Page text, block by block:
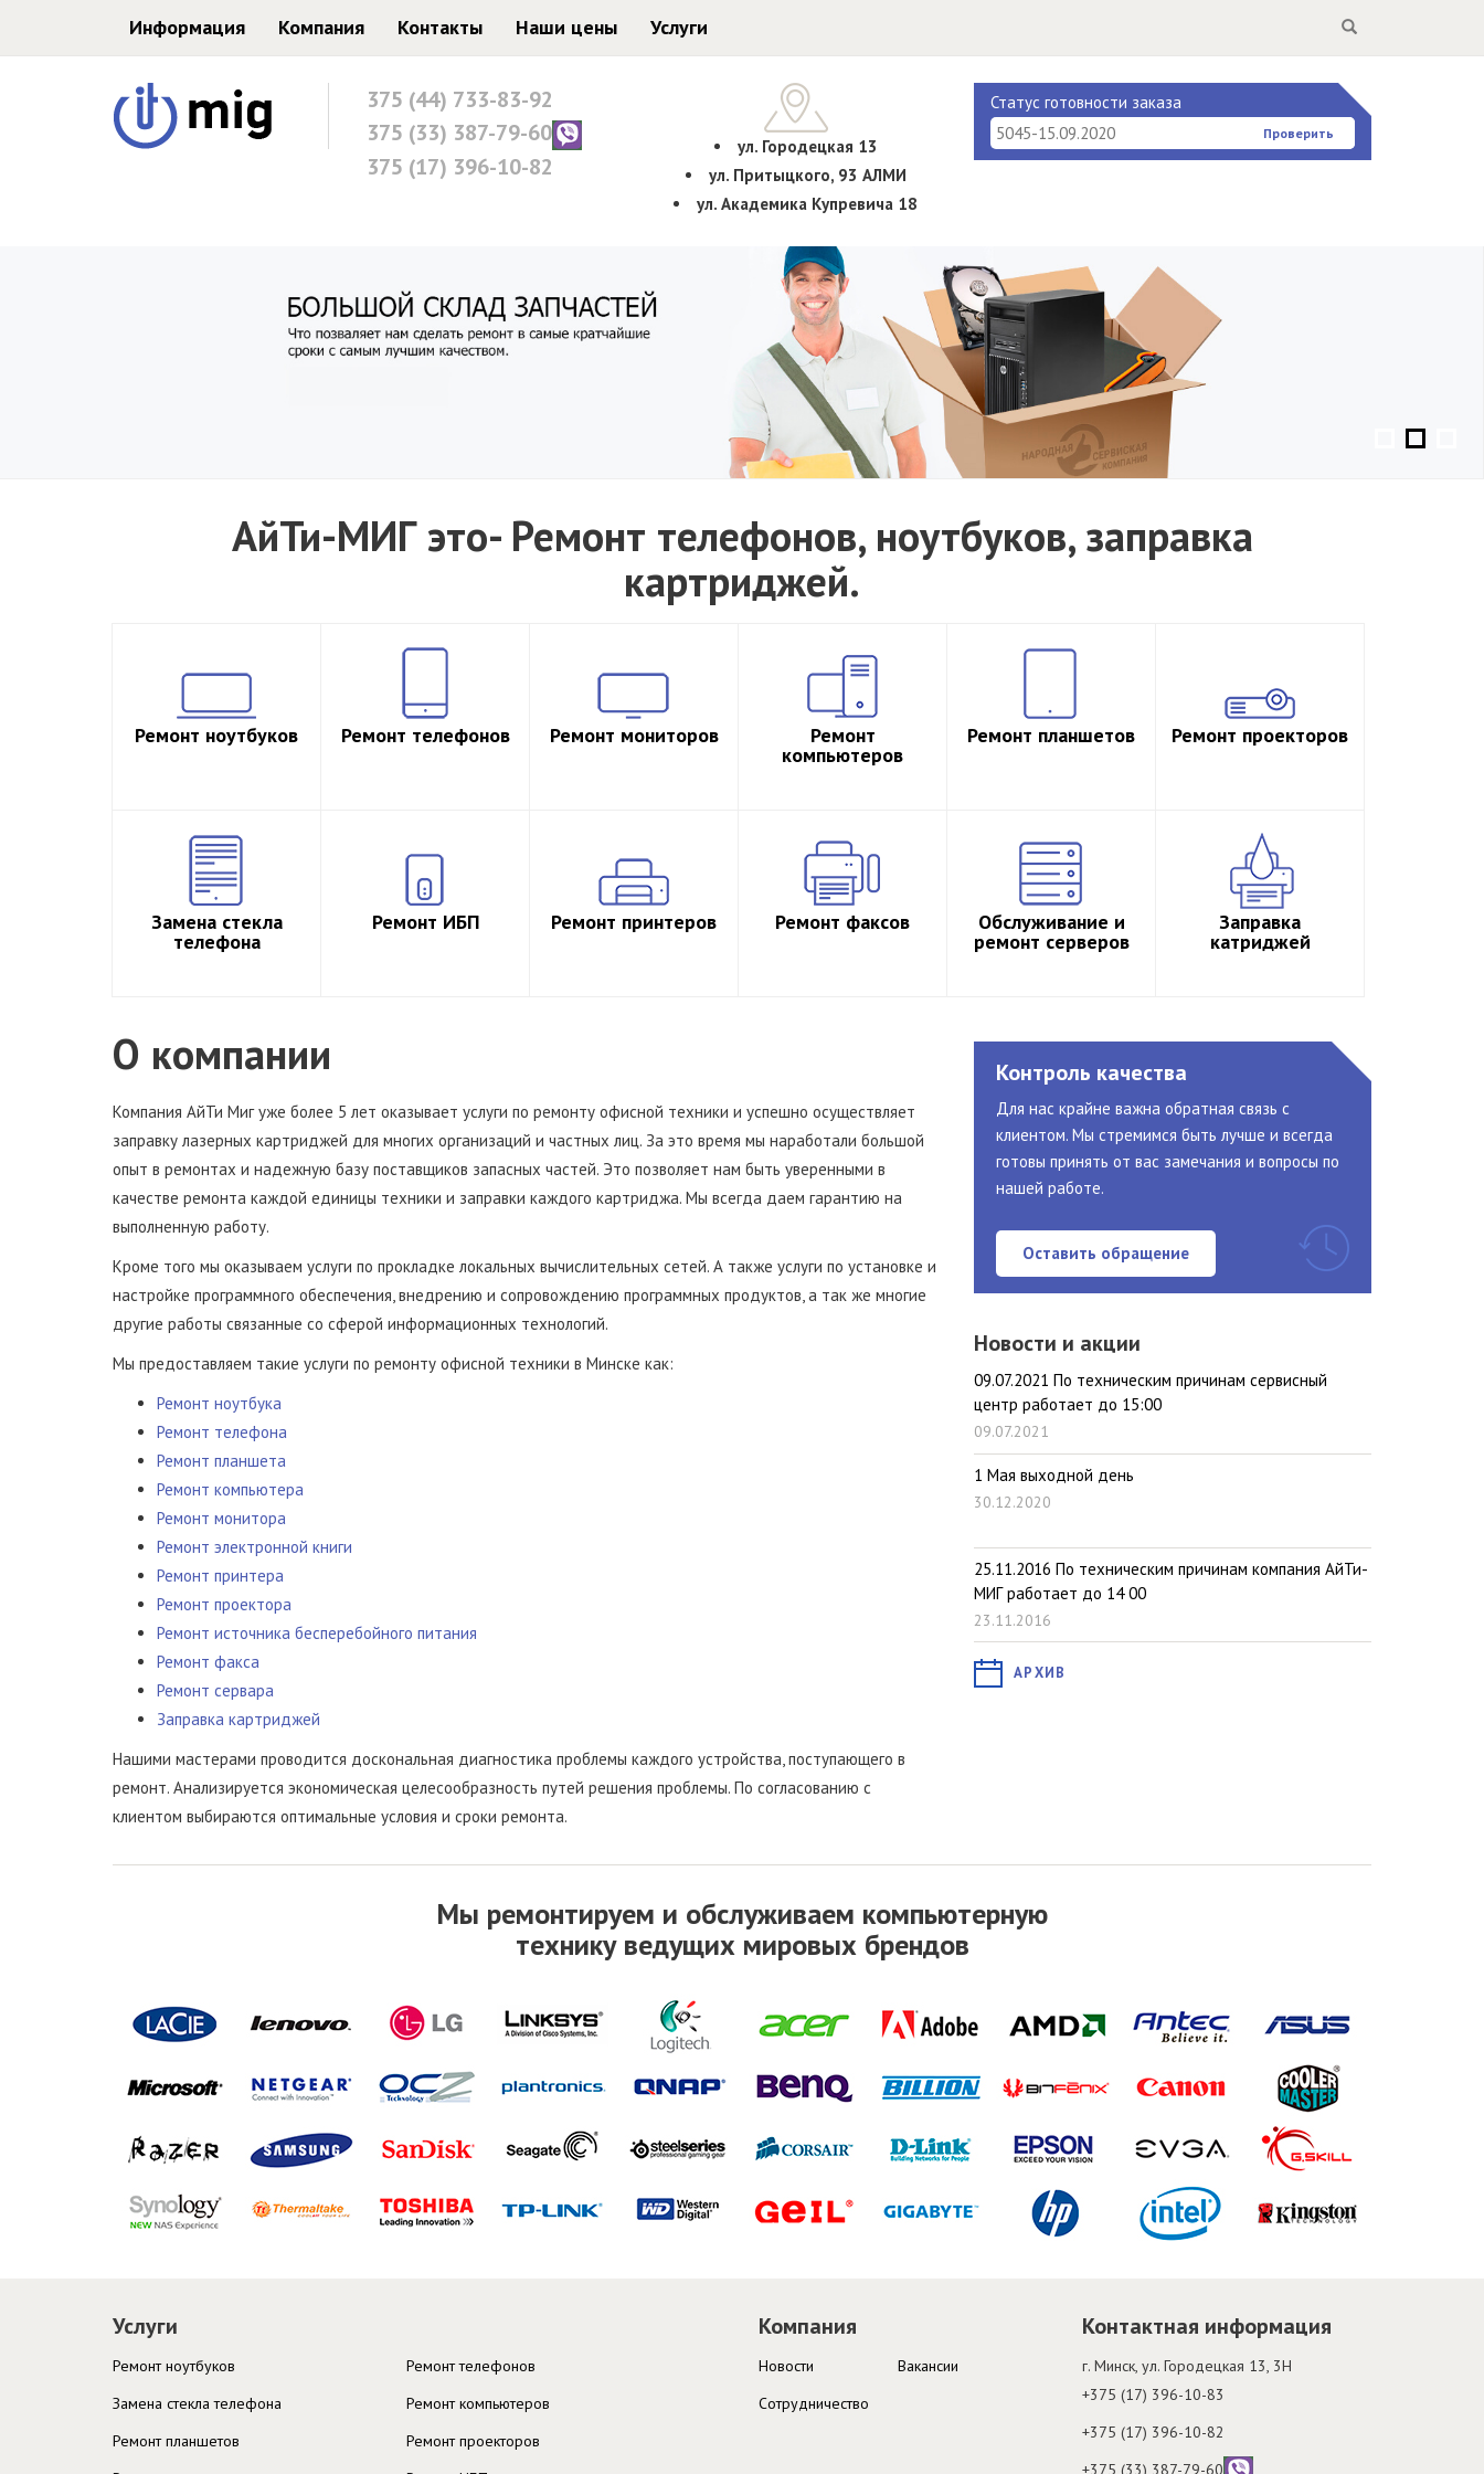
Информация Компания Контакты Наши цены Услуги
375 (44) 733-83-92
375 (33) 387-79-60
375 (17) 396-10-82
ул. Городецкая 13
ул. Притыцкого, 93 АЛМИ
ул. Академика Купревича 18
Статус готовности заказа
Проверить
АйТи-МИГ это- Ремонт телефонов, ноутбуков, заправка
картриджей.
Ремонт ноутбуков Ремонт телефонов Ремонт мониторов Ремонт
компьютеров
Ремонт планшетов Ремонт проекторов
Замена стекла
телефона
Ремонт ИБП Ремонт принтеров Ремонт факсов Обслуживание и
ремонт серверов
Заправка
катриджей
О компании
Компания АйТи Миг уже более 5 лет оказывает услуги по ремонту офисной техники и успешно осуществляет
заправку лазерных картриджей для многих организаций и частных лиц. За это время мы наработали большой
опыт в ремонтах и надежную базу поставщиков запасных частей. Это позволяет нам быть уверенными в
качестве ремонта каждой единицы техники и заправки каждого картриджа. Мы всегда даем гарантию на
выполненную работу.
Кроме того мы оказываем услуги по прокладке локальных вычислительных сетей. А также услуги по установке и
настройке программного обеспечения, внедрению и сопровождению программных продуктов, а так же многие
другие работы связанные со сферой информационных технологий.
Мы предоставляем такие услуги по ремонту офисной техники в Минске как:
Ремонт ноутбука
Ремонт телефона
Ремонт планшета
Ремонт компьютера
Ремонт монитора
Ремонт электронной книги
Ремонт принтера
Ремонт проектора
Ремонт источника бесперебойного питания
Ремонт факса
Ремонт сервара
Заправка картриджей
Нашими мастерами проводится доскональная диагностика проблемы каждого устройства, поступающего в
ремонт. Анализируется экономическая целесообразность путей решения проблемы. По согласованию с
клиентом выбираются оптимальные условия и сроки ремонта.
Контроль качества
Для нас крайне важна обратная связь с
клиентом. Мы стремимся быть лучше и всегда
готовы принять от вас замечания и вопросы по
нашей работе.
Оставить обращение
Новости и акции
09.07.2021 По техническим причинам сервисный
центр работает до 15:00
09.07.2021
1 Мая выходной день
30.12.2020
25.11.2016 По техническим причинам компания АйТи-
МИГ работает до 14 00
23.11.2016
АРХИВ
Мы ремонтируем и обслуживаем компьютерную
технику ведущих мировых брендов
Услуги
Ремонт ноутбуков
Ремонт телефонов
Замена стекла телефона
Ремонт компьютеров
Ремонт планшетов
Ремонт проекторов
Компания
Новости
Вакансии
Cотрудничество
Контактная информация
г. Минск, ул. Городецкая 13, 3H
+375 (17) 396-10-83
+375 (17) 396-10-82
+375 (33) 387-79-60